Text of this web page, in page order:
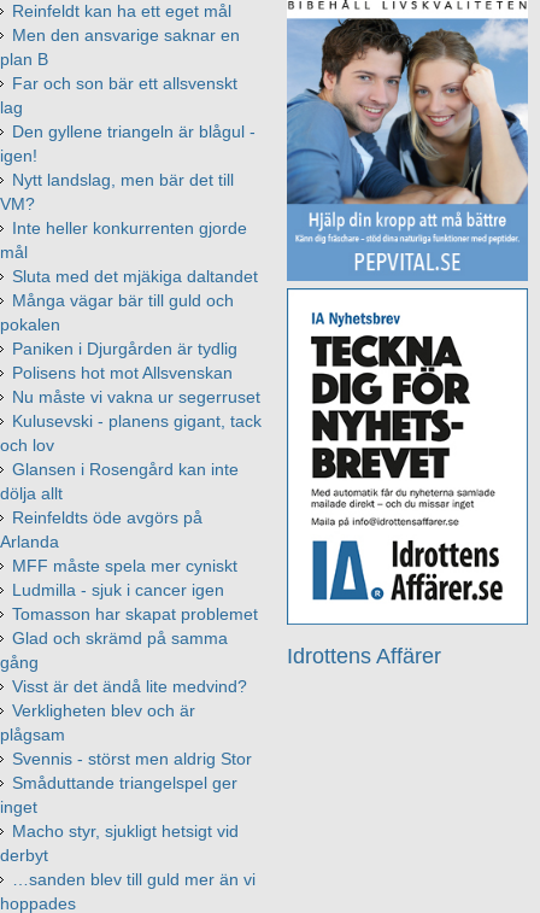
Idrottens Affärer
Reinfeldt kan ha ett eget mål
Men den ansvarige saknar en
plan B
Far och son bär ett allsvenskt
lag
Den gyllene triangeln är blågul -
igen!
Nytt landslag, men bär det till
VM?
Inte heller konkurrenten gjorde
mål
Sluta med det mjäkiga daltandet
Många vägar bär till guld och
pokalen
Paniken i Djurgården är tydlig
Polisens hot mot Allsvenskan
Nu måste vi vakna ur segerruset
Kulusevski - planens gigant, tack
och lov
Glansen i Rosengård kan inte
dölja allt
Reinfeldts öde avgörs på
Arlanda
MFF måste spela mer cyniskt
Ludmilla - sjuk i cancer igen
Tomasson har skapat problemet
Glad och skrämd på samma
gång
Visst är det ändå lite medvind?
Verkligheten blev och är
plågsam
Svennis - störst men aldrig Stor
Småduttande triangelspel ger
inget
Macho styr, sjukligt hetsigt vid
derbyt
…sanden blev till guld mer än vi
hoppades